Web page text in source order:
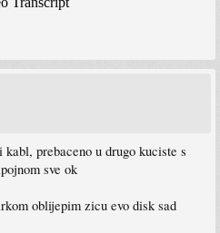
prebaceno u drugo kuciste s
sve ok
oblijepim zicu evo disk sad